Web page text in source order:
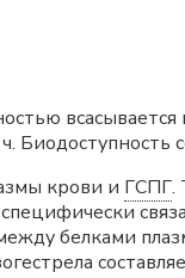
всасывается
Биодоступность
крови и ГСПГ.
белками